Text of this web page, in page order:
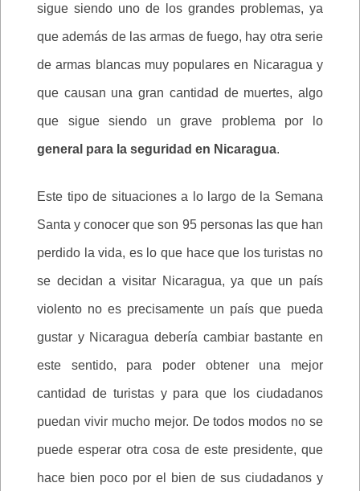
sigue siendo uno de los grandes problemas, ya
que además de las armas de fuego, hay otra serie
de armas blancas muy populares en Nicaragua y
que causan una gran cantidad de muertes, algo
que sigue siendo un grave problema por lo
general para la seguridad en Nicaragua.
Este tipo de situaciones a lo largo de la Semana
Santa y conocer que son 95 personas las que han
perdido la vida, es lo que hace que los turistas no
se decidan a visitar Nicaragua, ya que un país
violento no es precisamente un país que pueda
gustar y Nicaragua debería cambiar bastante en
este sentido, para poder obtener una mejor
cantidad de turistas y para que los ciudadanos
puedan vivir mucho mejor. De todos modos no se
puede esperar otra cosa de este presidente, que
hace bien poco por el bien de sus ciudadanos y